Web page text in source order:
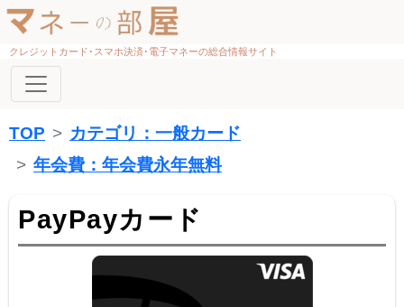
クレジットカード･スマホ決済･電子マネーの総合情報サイト
TOP
カテゴリ：一般カード
年会費：年会費永年無料
PayPayカード